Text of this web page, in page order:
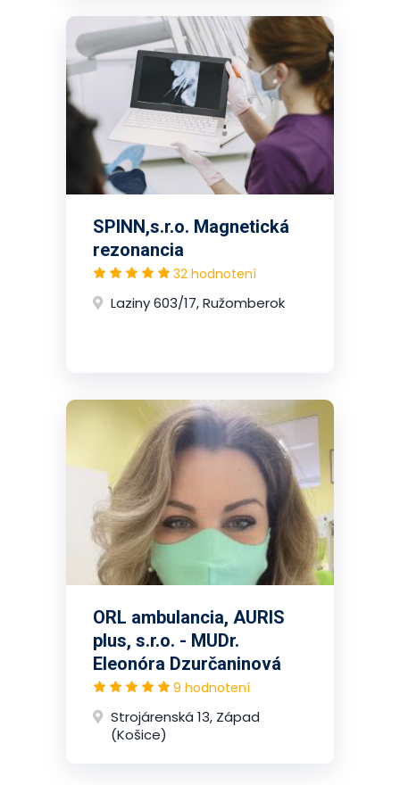
(Bratislava)
SPINN,s.r.o. Magnetická
rezonancia
32 hodnotení
Laziny 603/17, Ružomberok
ORL ambulancia, AURIS
plus, s.r.o. - MUDr.
Eleonóra Dzurčaninová
9 hodnotení
Strojárenská 13, Západ
(Košice)